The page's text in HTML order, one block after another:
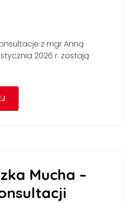
z mgr Anną
stycznia 2026 r. zostają
Mucha –